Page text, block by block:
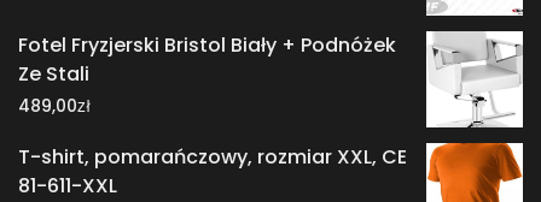
Fotel Fryzjerski Bristol Biały + Podnóżek
Ze Stali
489,00zł
T-shirt, pomarańczowy, rozmiar XXL, CE
81-611-XXL